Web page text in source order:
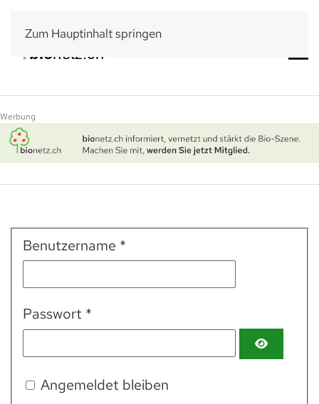
Zum Hauptinhalt springen
Werbung
Benutzername *
Passwort *
Angemeldet bleiben